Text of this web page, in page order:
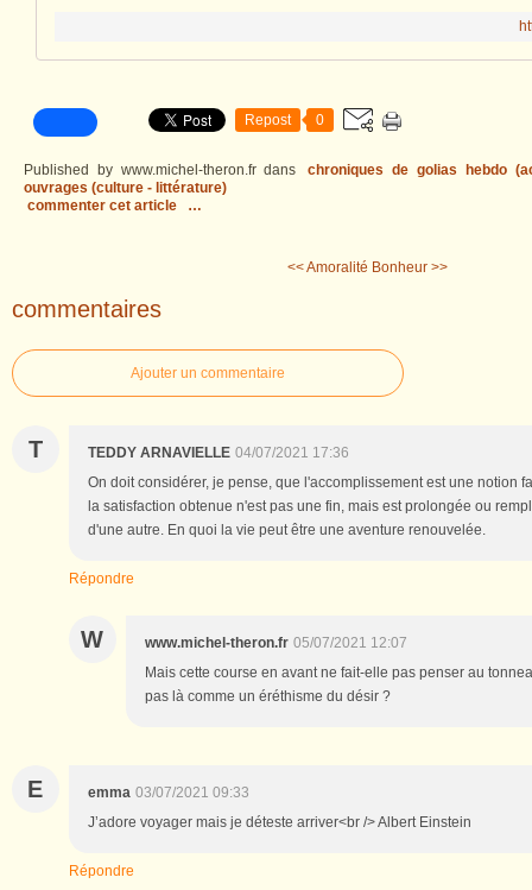
Repost 0
Published by www.michel-theron.fr dans
chroniques de golias hebdo
ouvrages (culture - littérature)
commenter cet article
…
<< Amoralité Bonheur >>
commentaires
Ajouter un commentaire
T TEDDY ARNAVIELLE 04/07/2021 17:36
On doit considérer, je pense, que l'accomplissement est une notion
la satisfaction obtenue n'est pas une fin, mais est prolongée ou
d'une autre. En quoi la vie peut être une aventure renouvelée.
Répondre
W www.michel-theron.fr 05/07/2021 12:07
Mais cette course en avant ne fait-elle pas penser au
pas là comme un éréthisme du désir ?
E emma 03/07/2021 09:33
J’adore voyager mais je déteste arriver<br /> Albert Einstein
Répondre